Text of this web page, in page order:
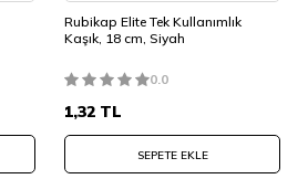
Rubikap Elite Tek Kullanımlık
Kaşık, 18 cm, Siyah
0.0
1,32 TL
SEPETE EKLE